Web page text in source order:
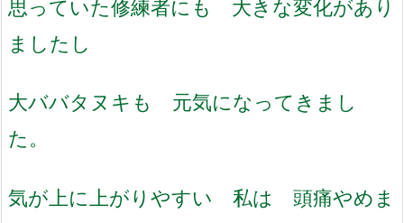
思っていた修練者にも 大きな変化があり
ましたし
大ババタヌキも 元気になってきまし
た。
気が上に上がりやすい 私は 頭痛やめま